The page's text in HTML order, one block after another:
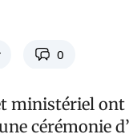
0
ministériel
cérémonie